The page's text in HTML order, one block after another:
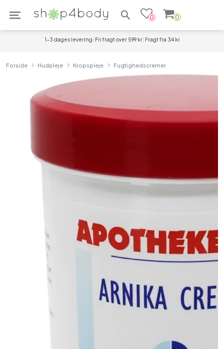
Søg efter produkter
0 0
1-3 dages levering Fri fragt over 599 kr Fragt fra 34 kr
Forside Hudpleje Kropspleje Fugtighedscremer